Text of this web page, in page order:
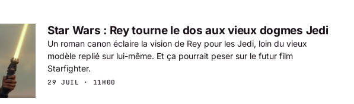
Star Wars : Rey tourne le dos aux vieux dogmes Jedi
Un roman canon éclaire la vision de Rey pour les Jedi, loin du vieux
modèle replié sur lui-même. Et ça pourrait peser sur le futur film
Starfighter.
29 JUIL · 11H00